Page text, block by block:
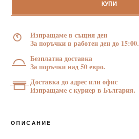
„Спайдърмен“,
КУПИ
Изпращаме в същия ден
За поръчки в работен ден до 15:00.
Безплатна доставка
За поръчки над 50 евро.
Доставка до адрес или офис
Изпращаме с куриер в България.
ОПИСАНИЕ